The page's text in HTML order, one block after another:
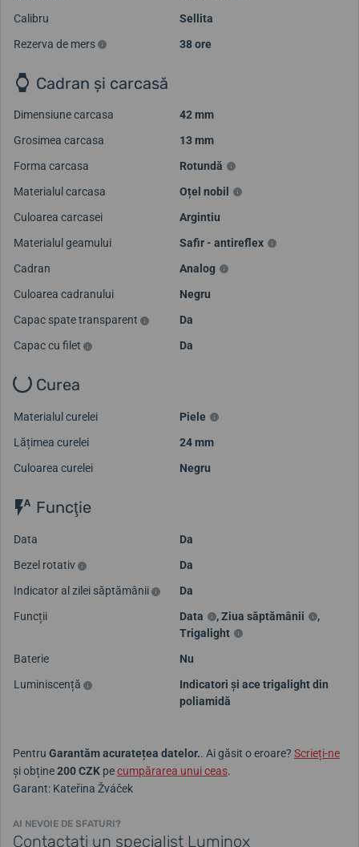
Calibru
Sellita
Rezerva de mers
38 ore
Cadran și carcasă
Dimensiune carcasa
42 mm
Grosimea carcasa
13 mm
Forma carcasa
Rotundă
Materialul carcasa
Oțel nobil
Culoarea carcasei
Argintiu
Materialul geamului
Safir - antireflex
Cadran
Analog
Culoarea cadranului
Negru
Capac spate transparent
Da
Capac cu filet
Da
Curea
Materialul curelei
Piele
Lățimea curelei
24 mm
Culoarea curelei
Negru
Funcţie
Data
Da
Bezel rotativ
Da
Indicator al zilei săptămânii
Da
Funcții
Data ,Ziua săptămânii
,
Trigalight
Baterie
Nu
Luminiscență
Indicatori și ace trigalight din
poliamidă
Pentru Garantăm acuratețea datelor.. Ai găsit o eroare? Scrieți-ne
și obține200 CZK pecumpărarea unui ceas.
Garant: Kateřina Žváček
AI NEVOIE DE SFATURI?
Contactați un specialist Luminox